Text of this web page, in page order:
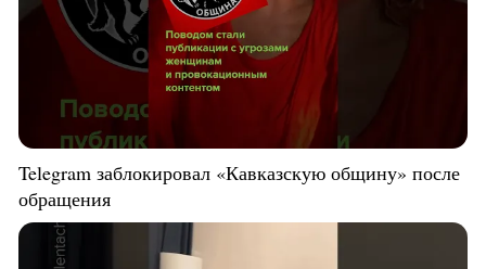
Telegram заблокировал «Кавказскую общину» после
обращения